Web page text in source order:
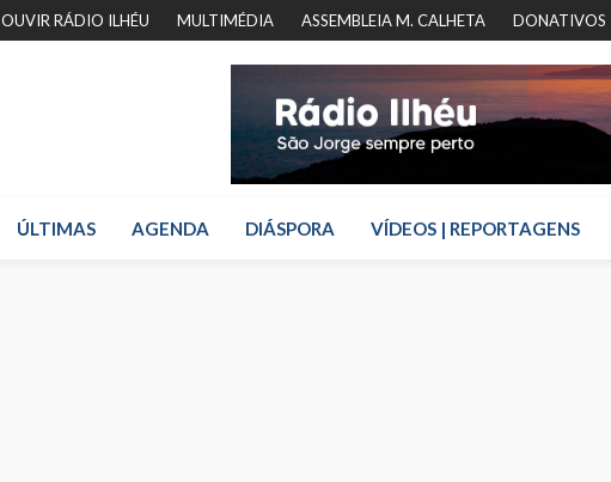
OUVIR RÁDIO ILHÉU MULTIMÉDIA ASSEMBLEIA M. CALHETA DONATIVOS
ÚLTIMAS AGENDA DIÁSPORA VÍDEOS | REPORTAGENS